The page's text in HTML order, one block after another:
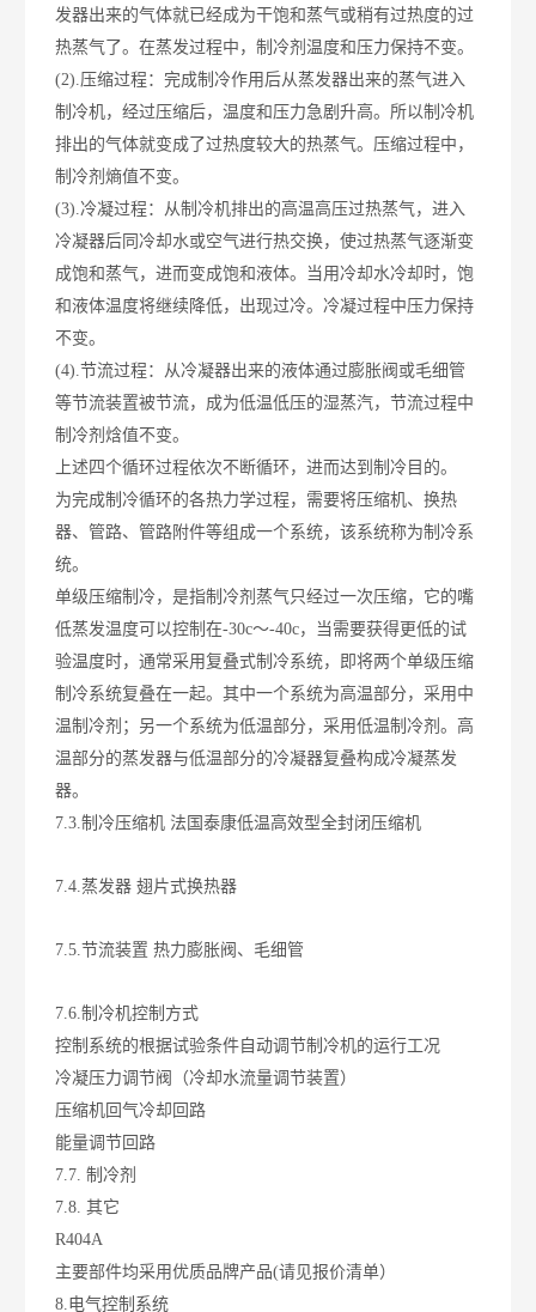
发器出来的气体就已经成为干饱和蒸气或稍有过热度的过
热蒸气了。在蒸发过程中，制冷剂温度和压力保持不变。
(2).压缩过程：完成制冷作用后从蒸发器出来的蒸气进入
制冷机，经过压缩后，温度和压力急剧升高。所以制冷机
排出的气体就变成了过热度较大的热蒸气。压缩过程中，
制冷剂熵值不变。
(3).冷凝过程：从制冷机排出的高温高压过热蒸气，进入
冷凝器后同冷却水或空气进行热交换，使过热蒸气逐渐变
成饱和蒸气，进而变成饱和液体。当用冷却水冷却时，饱
和液体温度将继续降低，出现过冷。冷凝过程中压力保持
不变。
(4).节流过程：从冷凝器出来的液体通过膨胀阀或毛细管
等节流装置被节流，成为低温低压的湿蒸汽，节流过程中
制冷剂焓值不变。
上述四个循环过程依次不断循环，进而达到制冷目的。
为完成制冷循环的各热力学过程，需要将压缩机、换热
器、管路、管路附件等组成一个系统，该系统称为制冷系
统。
单级压缩制冷，是指制冷剂蒸气只经过一次压缩，它的嘴
低蒸发温度可以控制在-30c～-40c，当需要获得更低的试
验温度时，通常采用复叠式制冷系统，即将两个单级压缩
制冷系统复叠在一起。其中一个系统为高温部分，采用中
温制冷剂；另一个系统为低温部分，采用低温制冷剂。高
温部分的蒸发器与低温部分的冷凝器复叠构成冷凝蒸发
器。
7.3.制冷压缩机 法国泰康低温高效型全封闭压缩机
7.4.蒸发器 翅片式换热器
7.5.节流装置 热力膨胀阀、毛细管
7.6.制冷机控制方式
控制系统的根据试验条件自动调节制冷机的运行工况
冷凝压力调节阀（冷却水流量调节装置）
压缩机回气冷却回路
能量调节回路
7.7. 制冷剂
7.8. 其它
R404A
主要部件均采用优质品牌产品(请见报价清单）
8.电气控制系统